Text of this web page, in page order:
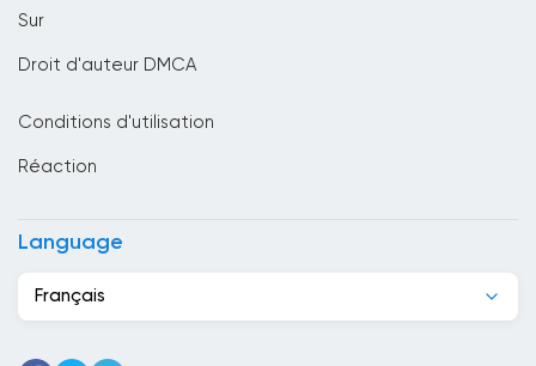
Canada
Colombie
Sur
Droit d'auteur DMCA
Conditions d'utilisation
Réaction
Language
Français